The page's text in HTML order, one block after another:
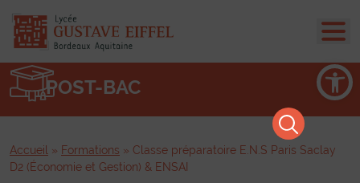
Ouvrir la barre d’outils
POST-BAC
Accueil » Formations » Classe préparatoire E.N.S Paris Saclay
D2 (Économie et Gestion) & ENSAI